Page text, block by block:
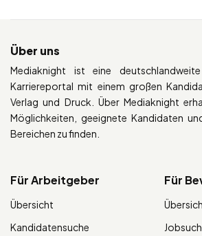
Über uns
Mediaknight ist eine
Karriereportal mit einem großen
Verlag und Druck. Über Mediaknight
Möglichkeiten, geeignete Kandidaten
Bereichen zu finden.
Für Arbeitgeber
Übersicht
Kandidatensuche
Für